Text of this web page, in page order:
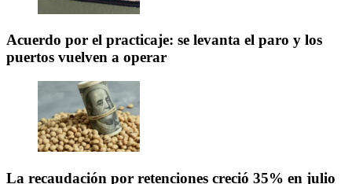
Acuerdo por el practicaje: se levanta el paro y los
puertos vuelven a operar
La recaudación por retenciones creció 35% en julio